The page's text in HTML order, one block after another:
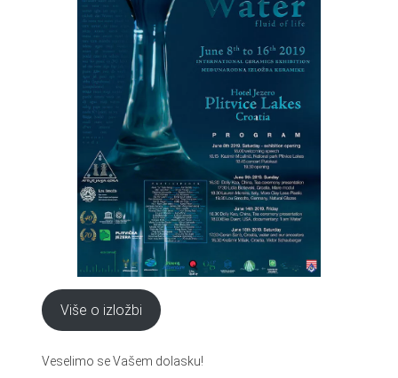
Više o izložbi
Veselimo se Vašem dolasku!